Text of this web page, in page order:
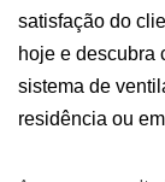
satisfação do
hoje e descubra
sistema de
residência ou